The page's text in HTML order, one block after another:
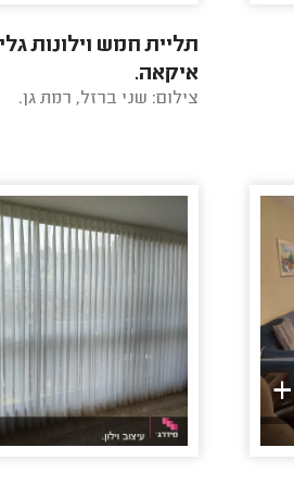
תליית חמש וילונות
איקאה.
צילום: שני ברזל, רמת גן.